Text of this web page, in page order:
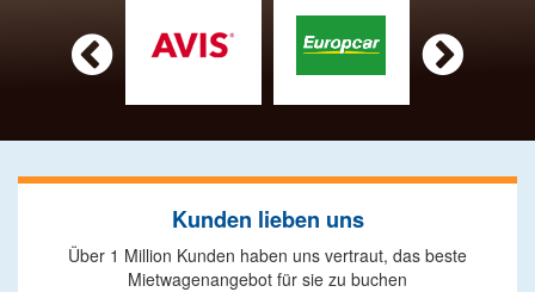
 
Kunden lieben uns
Über 1 Million Kunden haben uns vertraut, das beste
Mietwagenangebot für sie zu buchen